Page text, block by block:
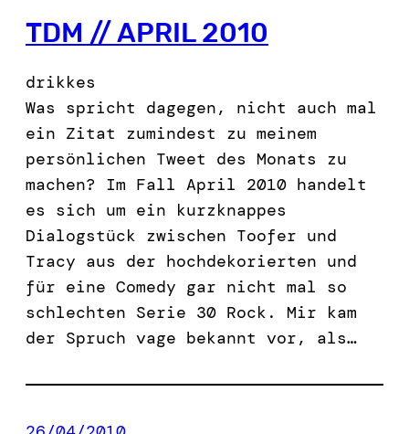
TDM // APRIL 2010
drikkes
Was spricht dagegen, nicht auch mal
ein Zitat zumindest zu meinem
persönlichen Tweet des Monats zu
machen? Im Fall April 2010 handelt
es sich um ein kurzknappes
Dialogstück zwischen Toofer und
Tracy aus der hochdekorierten und
für eine Comedy gar nicht mal so
schlechten Serie 30 Rock. Mir kam
der Spruch vage bekannt vor, als…